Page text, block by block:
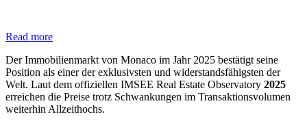
Read more
Der Immobilienmarkt von Monaco im Jahr 2025 bestätigt seine
Position als einer der exklusivsten und widerstandsfähigsten der
Welt. Laut dem offiziellen IMSEE Real Estate Observatory 2025
erreichen die Preise trotz Schwankungen im Transaktionsvolumen
weiterhin Allzeithochs.